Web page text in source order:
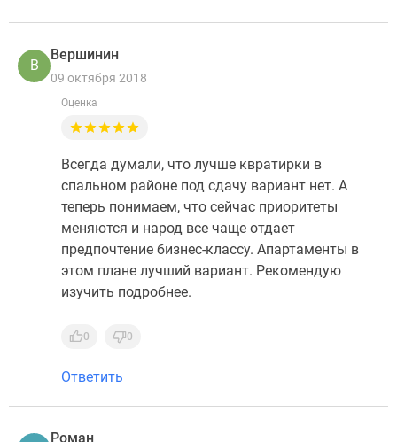
В
Вершинин
09 октября 2018
Оценка
Всегда думали, что лучше квратирки в
спальном районе под сдачу вариант нет. А
теперь понимаем, что сейчас приоритеты
меняются и народ все чаще отдает
предпочтение бизнес-классу. Апартаменты в
этом плане лучший вариант. Рекомендую
изучить подробнее.
0 0
Ответить
Роман